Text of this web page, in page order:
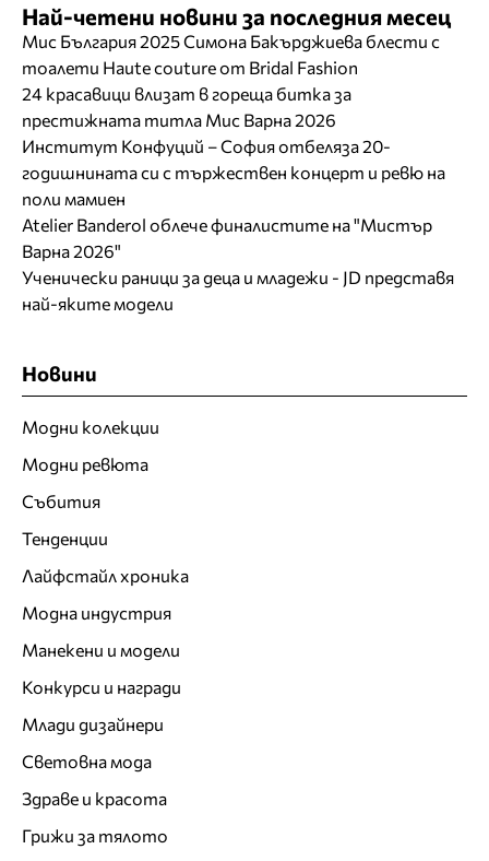
Най-четени новини за последния месец
Мис България 2025 Симона Бакърджиева блести с
тоалети Haute couture от Bridal Fashion
24 красавици влизат в гореща битка за
престижната титла Мис Варна 2026
Институт Конфуций – София отбеляза 20-
годишнината си с тържествен концерт и ревю на
поли мамиен
Atelier Banderol облече финалистите на "Мистър
Варна 2026"
Ученически раници за деца и младежи - JD представя
най-яките модели
Новини
Модни колекции
Модни ревюта
Събития
Тенденции
Лайфстайл хроника
Модна индустрия
Манекени и модели
Конкурси и награди
Млади дизайнери
Световна мода
Здраве и красота
Грижи за тялото